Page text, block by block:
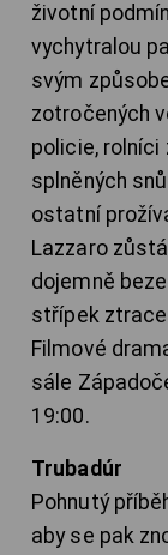
životní
vychytralou
svým
zotročených
policie, rolníci
splněných
ostatní
Lazzaro
dojemně
střípek
Filmové
sále
19:00.
Trubadúr
Pohnutý
aby se pak